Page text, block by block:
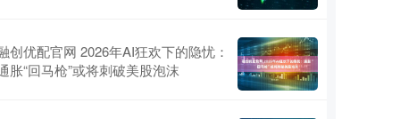
创优配官网 2026年AI狂欢下的隐忧：
胀“回马枪”或将刺破美股泡沫